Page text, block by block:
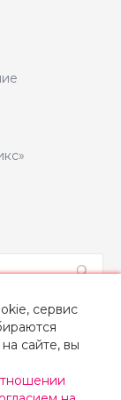
сервис
сайте, вы